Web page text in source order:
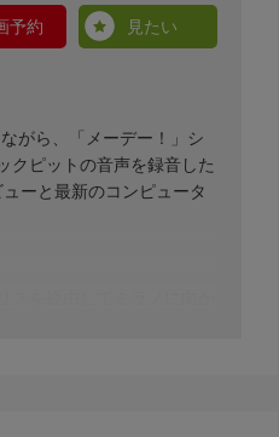
予約
見たい
がら、「メーデー！」シ
クピットの音声を録音した
ーと最新のコンピュータ
スを経由してミラノに向か